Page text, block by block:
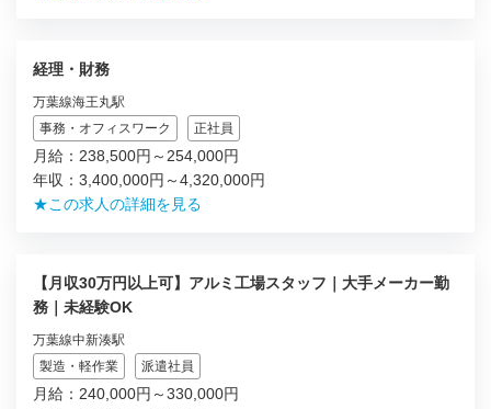
経理・財務
万葉線海王丸駅
事務・オフィスワーク
正社員
月給：238,500円～254,000円
年収：3,400,000円～4,320,000円
★この求人の詳細を見る
【月収30万円以上可】アルミ工場スタッフ｜大手メーカー勤
務｜未経験OK
万葉線中新湊駅
製造・軽作業
派遣社員
月給：240,000円～330,000円